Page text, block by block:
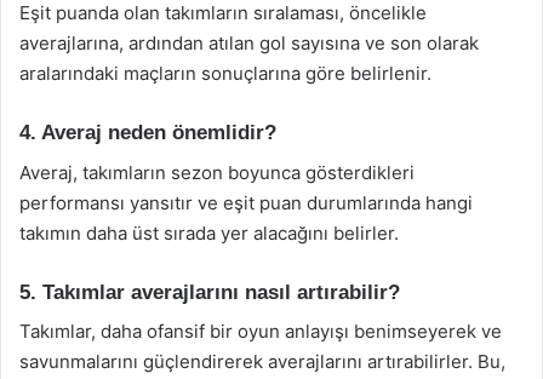
Eşit puanda olan takımların sıralaması, öncelikle
averajlarına, ardından atılan gol sayısına ve son olarak
aralarındaki maçların sonuçlarına göre belirlenir.
4. Averaj neden önemlidir?
Averaj, takımların sezon boyunca gösterdikleri
performansı yansıtır ve eşit puan durumlarında hangi
takımın daha üst sırada yer alacağını belirler.
5. Takımlar averajlarını nasıl artırabilir?
Takımlar, daha ofansif bir oyun anlayışı benimseyerek ve
savunmalarını güçlendirerek averajlarını artırabilirler. Bu,